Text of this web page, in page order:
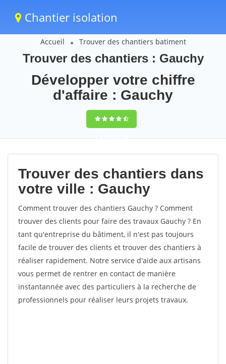
Chantier isolation
Accueil Trouver des chantiers batiment
Trouver des chantiers : Gauchy
Développer votre chiffre
d'affaire : Gauchy
9,5(100%)58
votes
Trouver des chantiers dans
votre ville : Gauchy
Comment trouver des chantiers Gauchy ? Comment
trouver des clients pour faire des travaux Gauchy ? En
tant qu'entreprise du bâtiment, il n'est pas toujours
facile de trouver des clients et trouver des chantiers à
réaliser rapidement. Notre service d'aide aux artisans
vous permet de rentrer en contact de manière
instantannée avec des particuliers à la recherche de
professionnels pour réaliser leurs projets travaux.